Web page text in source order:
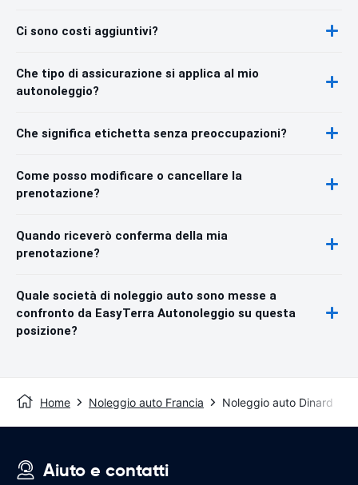
Ci sono costi aggiuntivi?
Che tipo di assicurazione si applica al mio
autonoleggio?
Che significa etichetta senza preoccupazioni?
Come posso modificare o cancellare la
prenotazione?
Quando riceverò conferma della mia
prenotazione?
Quale società di noleggio auto sono messe a
confronto da EasyTerra Autonoleggio su questa
posizione?
Home Noleggio auto Francia Noleggio auto Dinard
Aiuto e contatti